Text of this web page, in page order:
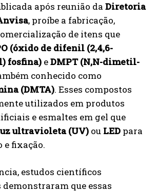
após reunião da Diretoria
, proíbe a fabricação,
de itens que
(óxido de difenil (2,4,6-
fosfina) eDMPT (N,N-dimetil-
conhecido como
(DMTA). Esses compostos
utilizados em produtos
e esmaltes em gel que
ultravioleta (UV) ou LED para
e fixação.
estudos científicos
que essas